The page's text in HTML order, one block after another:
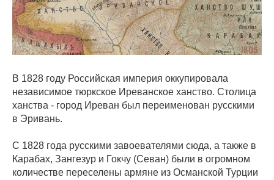
В 1828 году Российская империя оккупировала
независимое тюркское Иреванское ханство. Столица
ханства - город Иреван был переименован русскими
в Эривань.
С 1828 года русскими завоевателями сюда, а также в
Карабах, Зангезур и Гокчу (Севан) были в огромном
количестве переселены армяне из Османской Турции